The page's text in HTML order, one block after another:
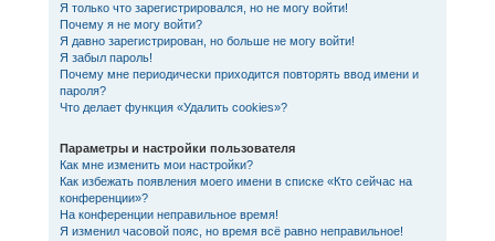
Я только что зарегистрировался, но не могу войти!
Почему я не могу войти?
Я давно зарегистрирован, но больше не могу войти!
Я забыл пароль!
Почему мне периодически приходится повторять ввод имени и
пароля?
Что делает функция «Удалить cookies»?
Параметры и настройки пользователя
Как мне изменить мои настройки?
Как избежать появления моего имени в списке «Кто сейчас на
конференции»?
На конференции неправильное время!
Я изменил часовой пояс, но время всё равно неправильное!